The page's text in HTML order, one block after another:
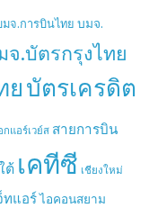
มจ.การบินไทย บมจ.
จ.บัตรกรุงไทย
ย บัตรเครดิต
กแอร์เวย์ส สายการบิน
ต้ เคทีซี เชียงใหม่
ทแอร์ ไอคอนสยาม